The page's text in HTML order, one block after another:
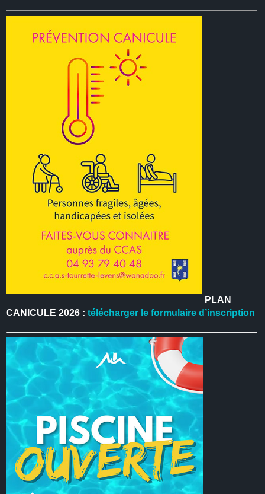
PLAN
CANICULE 2026 :télécharger le formulaire d’inscription